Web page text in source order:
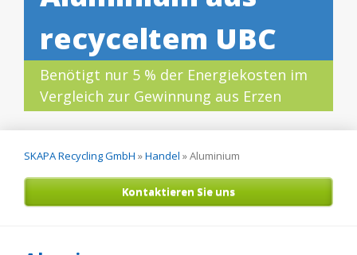
recyceltem UBC
Benötigt nur 5 % der Energiekosten im
Vergleich zur Gewinnung aus Erzen
SKAPA Recycling GmbH »Handel »Aluminium
Kontaktieren Sie uns